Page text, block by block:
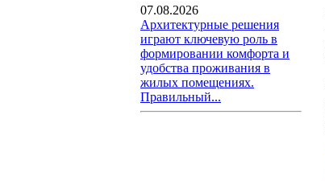
07.08.2026
Архитектурные решения
играют ключевую роль в
формировании комфорта и
удобства проживания в
жилых помещениях.
Правильный...